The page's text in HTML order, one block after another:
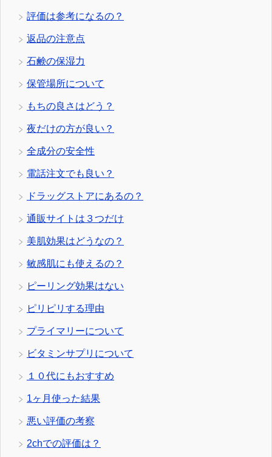
評価は参考になるの？
返品の注意点
石鹸の保湿力
保管場所について
もちの良さはどう？
夜だけの方が良い？
全成分の安全性
電話注文でも良い？
ドラッグストアにあるの？
通販サイトは３つだけ
美肌効果はどうなの？
敏感肌にも使えるの？
ピーリング効果はない
ピリピリする理由
プライマリーについて
ビタミンサプリについて
１０代にもおすすめ
1ヶ月使った結果
悪い評価の考察
2chでの評価は？